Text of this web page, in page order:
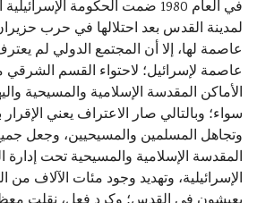
في العام 1980 ضمت الحكومة
عاصمة لها، إلا أن المجتمع الدولي لم
عاصمة لإسرائيل؛ لاحتواء القسم الشرقي
الأماكن المقدسة الإسلامية والمسيحية
سواء؛ وبالتالي صار الاعتراف يعني
وتجاهل المسلمين والمسيحيين، وجعل
المقدسة الإسلامية والمسيحية تحت إدارة
الإسرائيلية، وتهديد وجود مئات الآلاف